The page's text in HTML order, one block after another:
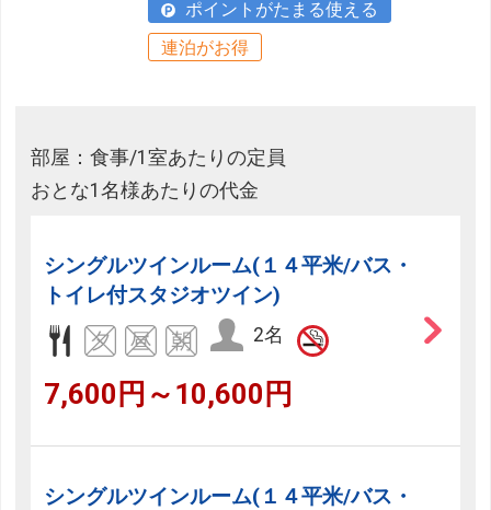
ポイントがたまる使える
連泊がお得
部屋：食事/1室あたりの定員
おとな1名様あたりの代金
シングルツインルーム(１４平米/バス・
トイレ付スタジオツイン)
2名
7,600円～10,600円
シングルツインルーム(１４平米/バス・